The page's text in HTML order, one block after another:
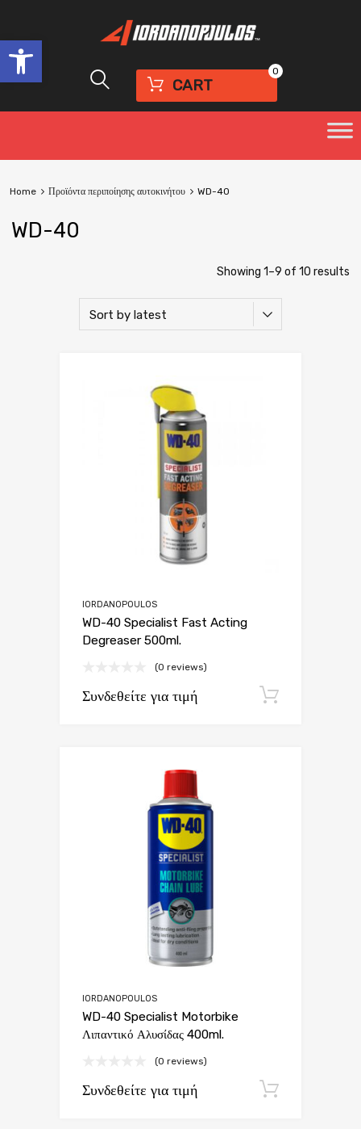
Open toolbar
CART
0
Home Προϊόντα περιποίησης αυτοκινήτου WD-40
WD-40
Showing 1–9 of 10 results
IORDANOPOULOS
WD-40 Specialist Fast Acting
Degreaser 500ml.
(0 reviews)
Συνδεθείτε για τιμή
IORDANOPOULOS
WD-40 Specialist Motorbike
Λιπαντικό Αλυσίδας 400ml.
(0 reviews)
Συνδεθείτε για τιμή